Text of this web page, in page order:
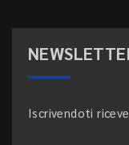
Iscrivendoti